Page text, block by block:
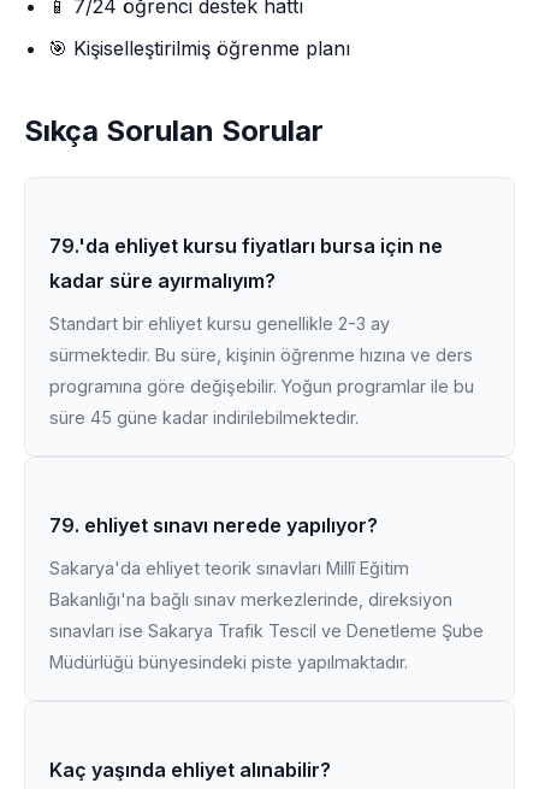
📱 7/24 öğrenci destek hattı
🎯 Kişiselleştirilmiş öğrenme planı
Sıkça Sorulan Sorular
79.'da ehliyet kursu fiyatları bursa için ne
kadar süre ayırmalıyım?
Standart bir ehliyet kursu genellikle 2-3 ay
sürmektedir. Bu süre, kişinin öğrenme hızına ve ders
programına göre değişebilir. Yoğun programlar ile bu
süre 45 güne kadar indirilebilmektedir.
79. ehliyet sınavı nerede yapılıyor?
Sakarya'da ehliyet teorik sınavları Millî Eğitim
Bakanlığı'na bağlı sınav merkezlerinde, direksiyon
sınavları ise Sakarya Trafik Tescil ve Denetleme Şube
Müdürlüğü bünyesindeki piste yapılmaktadır.
Kaç yaşında ehliyet alınabilir?